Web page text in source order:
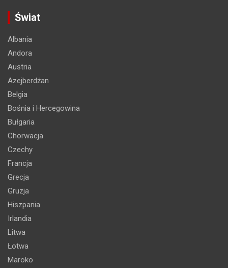
Świat
Albania
Andora
Austria
Azejberdżan
Belgia
Bośnia i Hercegowina
Bułgaria
Chorwacja
Czechy
Francja
Grecja
Gruzja
Hiszpania
Irlandia
Litwa
Łotwa
Maroko